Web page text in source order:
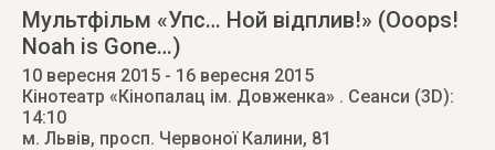
Мультфільм «Упс… Ной відплив!» (Ooops!
Noah is Gone…)
10 вересня 2015 - 16 вересня 2015
Кінотеатр «Кінопалац ім. Довженка» . Сеанси (3D):
14:10
м. Львів, просп. Червоної Калини, 81